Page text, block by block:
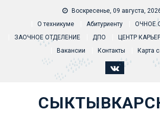
Воскресенье, 09 августа,
О техникуме
Абитуриенту
ОЧНОЕ
ЗАОЧНОЕ ОТДЕЛЕНИЕ
ДПО ЦЕНТР
Вакансии
Контакты Карта